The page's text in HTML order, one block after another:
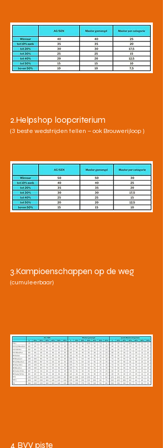
2.Helpshop loopcriterium
(3 beste wedstrijden tellen – ook Brouwerijloop )
3.Kampioenschappen op de weg
(cumuleerbaar)
4 BVV piste